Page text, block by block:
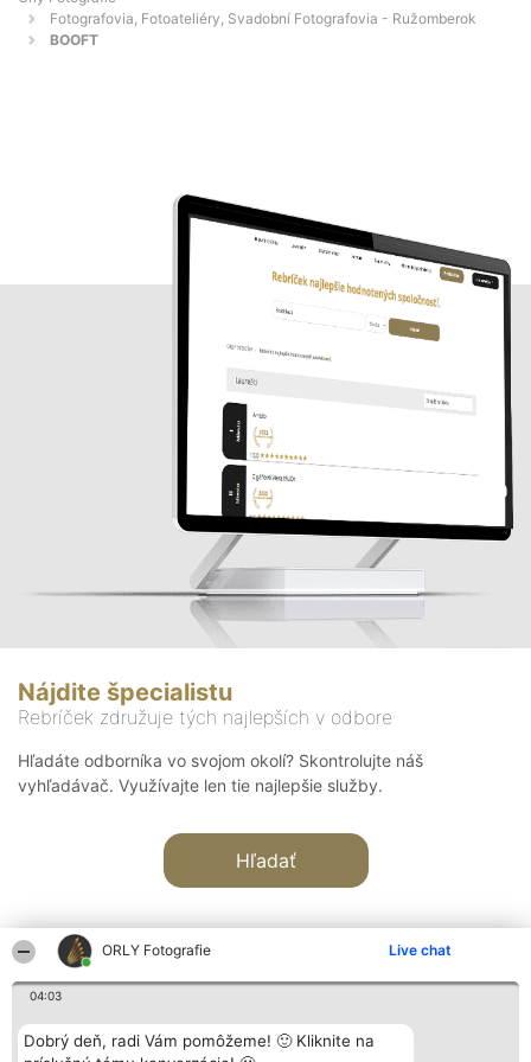
ORLY Fotografie Live chat
04:03
Dobrý deň, radi Vám pomôžeme! 🙂 Kliknite na
Fotografovia, Fotoateliéry, Svadobní Fotografovia - Ružomberok
BOOFT
Nájdite špecialistu
Rebríček združuje tých najlepších v odbore
Hľadáte odborníka vo svojom okolí? Skontrolujte náš
vyhľadávač. Využívajte len tie najlepšie služby.
Hľadať
Organizátor hodnotenia
Bright Side Solutions sp. z o.
Hodnotenie
Laureáti
Kontakt
Kontakt